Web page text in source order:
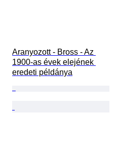
Aranyozott - Bross - Az
1900-as évek elejének
eredeti példánya